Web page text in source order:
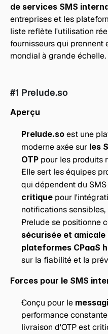
de services SMS
entreprises et les
liste reflète l'utilisation
fournisseurs qui prennent
mondial à grande échelle.
#1 Prelude.so
Aperçu
Prelude.so est une
moderne axée sur les
OTP pour les produits
Elle sert les équipes
qui dépendent du
critique pour
notifications sensibles,
Prelude se positionne
sécurisée et
plateformes CPaaS
sur la fiabilité et la
Forces pour le SMS
Conçu pour le
performance
livraison d'OTP est